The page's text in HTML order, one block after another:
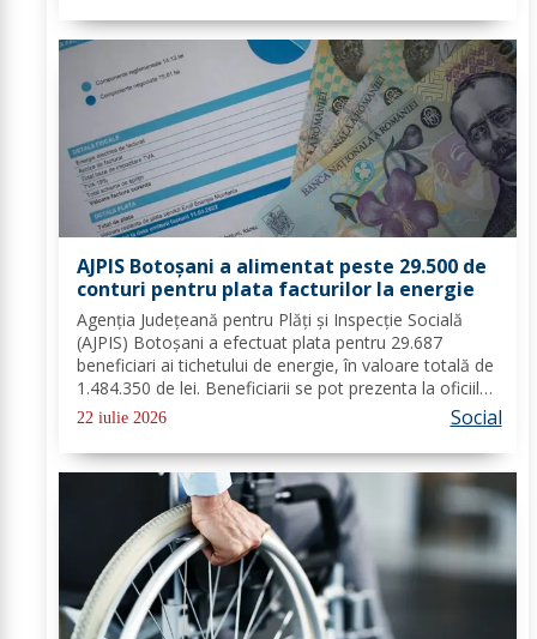
AJPIS Botoșani a alimentat peste 29.500 de
conturi pentru plata facturilor la energie
Agenția Județeană pentru Plăți și Inspecție Socială
(AJPIS) Botoșani a efectuat plata pentru 29.687
beneficiari ai tichetului de energie, în valoare totală de
1.484.350 de lei. Beneficiarii se pot prezenta la oficiile
poștale cu factura pentru a utiliza suma la plata
22 iulie 2026 Social